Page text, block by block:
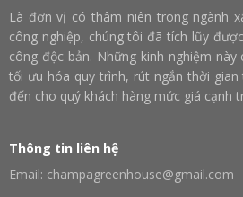
Là đơn vị có thâm niên trong ngành
công nghiệp, chúng tôi đã tích lũy
công độc bản. Những kinh nghiệm này
tối ưu hóa quy trình, rút ngắn thời
đến cho quý khách hàng mức giá cạnh
Thông tin liên hệ
Email: champagreenhouse@gmail.com